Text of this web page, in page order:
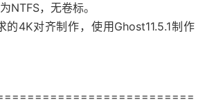
NTFS，无卷标。
的4K对齐制作，使用Ghost11.5.1制作